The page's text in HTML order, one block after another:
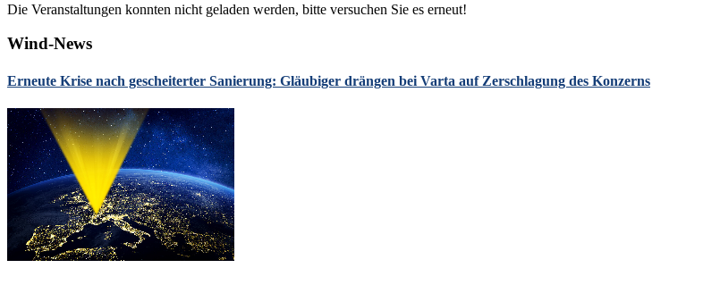
Die Veranstaltungen konnten nicht geladen werden, bitte versuchen Sie es erneut!
Wind-News
Erneute Krise nach gescheiterter Sanierung: Gläubiger drängen bei Varta auf Zerschlagung des Konzerns